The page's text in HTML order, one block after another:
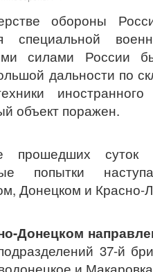
обороны
специальной
силами России
дальности по
объект поражен.
прошедших суток
попытки
Донецком и Красно-
Донецком
37-й
и